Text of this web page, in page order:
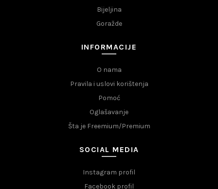
Bijeljina
Goražde
INFORMACIJE
O nama
Pravila i uslovi korištenja
Pomoć
Oglašavanje
Šta je Freemium/Premium
SOCIAL MEDIA
Instagram profil
Facebook profil